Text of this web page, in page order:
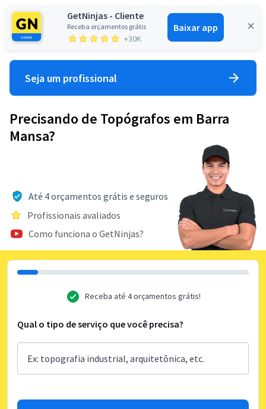
GetNinjas - Cliente
Receba orçamentos grátis
+30K
Baixar app
Entrar
Seja um profissional
Precisando de Topógrafos em Barra
Mansa?
Até 4 orçamentos grátis e seguros
Profissionais avaliados
Como funciona o GetNinjas?
Receba até 4 orçamentos grátis!
Qual o tipo de serviço que você precisa?